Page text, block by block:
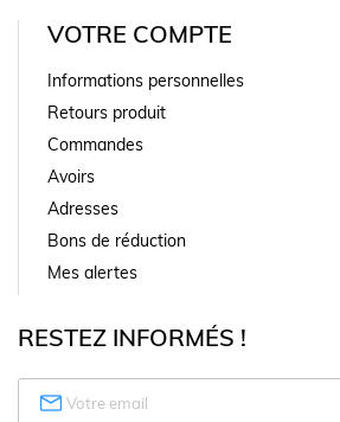
VOTRE COMPTE
Informations personnelles
Retours produit
Commandes
Avoirs
Adresses
Bons de réduction
Mes alertes
RESTEZ INFORMÉS !
